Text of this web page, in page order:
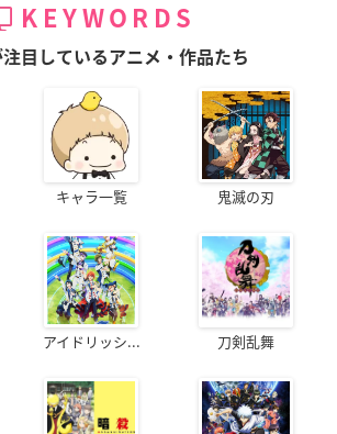
KEYWORDS
目しているアニメ・作品たち
キャラ一覧 鬼滅の刃
アイドリッシ... 刀剣乱舞